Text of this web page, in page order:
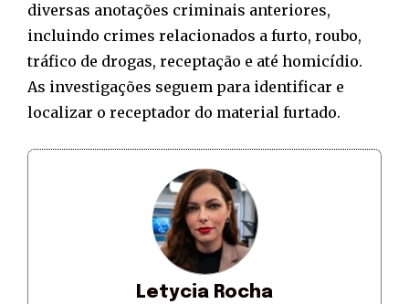
diversas anotações criminais anteriores,
incluindo crimes relacionados a furto, roubo,
tráfico de drogas, receptação e até homicídio.
As investigações seguem para identificar e
localizar o receptador do material furtado.
Letycia Rocha